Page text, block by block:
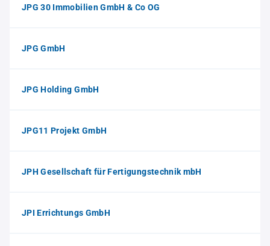
JPG 30 Immobilien GmbH & Co OG
JPG GmbH
JPG Holding GmbH
JPG11 Projekt GmbH
JPH Gesellschaft für Fertigungstechnik mbH
JPI Errichtungs GmbH